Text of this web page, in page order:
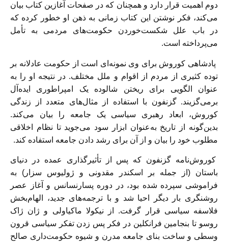
دوم اهمیت قرار دارد و همچنان که در صفحات آغازین کتاب بیان
می‌کند، فکر نوشتن این کتاب زمانی به ذهن او خطور کرده که
در باب علل شکست‌خوردن حکومت‌های مردمی به تأمل
می‌پرداخته است.
پادشاهی کوروش برای وی نمونه‌ای است از حکومت عادلانه بر
توده کثیری از مردم از اقوام و ملل مختلف. در نتیجه او را به
عنوان الگویی برای ریختن شالوده یک امپراطوری ایده‌آل
برمی‌گزیند. گزنفون با استفاده از مثال‌های متعدد از زندگی
کوروش، ابعاد رهبری سیاسی یک جامعه را بیان می‌کند.
بدین‌گونه از تاریخ به‌عنوان ابزار سود می‌جوید تا نظام اخلاقی
مطلوب خود را بیان و از آن برای رشد دادن جامعه استفاده‌ کند.
کوروش‌نامه گزنفون که پس از تأثیر‌گذاری عمده در دنیای
باستان (از جمله بر اسکندر مقدونی و ژولیوس سزار) به
فراموشی سپرده شده بود، در دوره پسارنسانس و آغاز عصر
روشنگری بار دیگر احیا شد و با ترجمه‌های جدید، الهام‌بخش
فلاسفه سیاسی قرار گرفت. از نیکولا ماکیاولی و ژان ژاک
روسو تا بنجامین فرانکلین در فکر پس زدن تفکر سیاسی قرون
وسطی و ساخت بنای جامعه مدرن و شیوه حکومت‌داری صالح